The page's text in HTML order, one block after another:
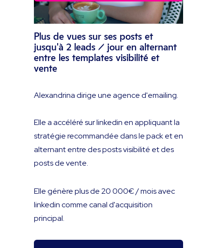
Plus de vues sur ses posts et
jusqu'à 2 leads / jour en alternant
entre les templates visibilité et
vente
Alexandrina dirige une agence d'emailing.
Elle a accéléré sur linkedin en appliquant la
stratégie recommandée dans le pack et en
alternant entre des posts visibilité et des
posts de vente.
Elle génère plus de 20 000€ / mois avec
linkedin comme canal d'acquisition
principal.